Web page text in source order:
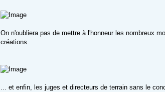
On n'oubliera pas de mettre à l'honneur les nombreux
créations.
... et enfin, les juges et directeurs de terrain sans le